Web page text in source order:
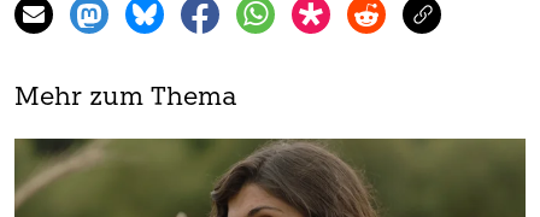
Mehr zum Thema